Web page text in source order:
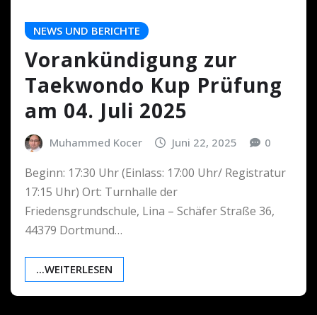
NEWS UND BERICHTE
Vorankündigung zur
Taekwondo Kup Prüfung
am 04. Juli 2025
Muhammed Kocer Juni 22, 2025 0
Beginn: 17:30 Uhr (Einlass: 17:00 Uhr/ Registratur
17:15 Uhr) Ort: Turnhalle der
Friedensgrundschule, Lina – Schäfer Straße 36,
44379 Dortmund…
...WEITERLESEN